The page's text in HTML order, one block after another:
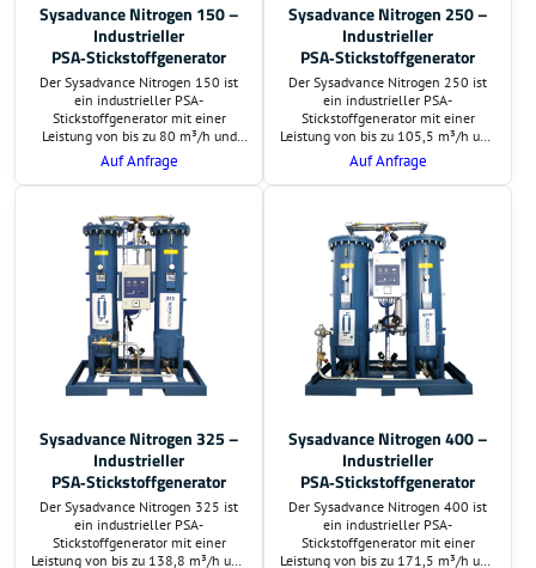
Sysadvance Nitrogen 150 –
Industrieller
PSA‑Stickstoffgenerator
Der Sysadvance Nitrogen 150 ist
ein industrieller PSA-
Stickstoffgenerator mit einer
Leistung von bis zu 80 m³/h und
einer Reinheit von 95 % bis 99,999
%. Ideal für Laseranwendungen,
Lebensmittelproduktion,
anspruchsvolle Prozesse.
Auf Anfrage
Sysadvance Nitrogen 250 –
Industrieller
PSA‑Stickstoffgenerator
Der Sysadvance Nitrogen 250 ist
ein industrieller PSA-
Stickstoffgenerator mit einer
Leistung von bis zu 105,5 m³/h und
einer Reinheit von bis zu 99,999 %.
Er eignet sich ideal für
anspruchsvolle industrielle
Laserbearbeitung,
Lebensmittelproduktion,
Pharmaindustrie und
Elektronikfertigung.
Auf Anfrage
Sysadvance Nitrogen 325 –
Industrieller
PSA‑Stickstoffgenerator
Der Sysadvance Nitrogen 325 ist
ein industrieller PSA-
Stickstoffgenerator mit einer
Leistung von bis zu 138,8 m³/h und
Sysadvance Nitrogen 400 –
Industrieller
PSA‑Stickstoffgenerator
Der Sysadvance Nitrogen 400 ist
ein industrieller PSA-
Stickstoffgenerator mit einer
Leistung von bis zu 171,5 m³/h und